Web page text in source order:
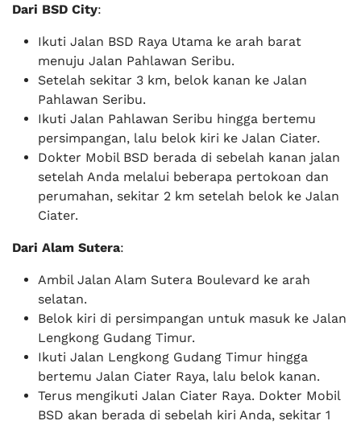
Dari BSD City:
Ikuti Jalan BSD Raya Utama ke arah barat
menuju Jalan Pahlawan Seribu.
Setelah sekitar 3 km, belok kanan ke Jalan
Pahlawan Seribu.
Ikuti Jalan Pahlawan Seribu hingga bertemu
persimpangan, lalu belok kiri ke Jalan Ciater.
Dokter Mobil BSD berada di sebelah kanan jalan
setelah Anda melalui beberapa pertokoan dan
perumahan, sekitar 2 km setelah belok ke Jalan
Ciater.
Dari Alam Sutera:
Ambil Jalan Alam Sutera Boulevard ke arah
selatan.
Belok kiri di persimpangan untuk masuk ke Jalan
Lengkong Gudang Timur.
Ikuti Jalan Lengkong Gudang Timur hingga
bertemu Jalan Ciater Raya, lalu belok kanan.
Terus mengikuti Jalan Ciater Raya. Dokter Mobil
BSD akan berada di sebelah kiri Anda, sekitar 1